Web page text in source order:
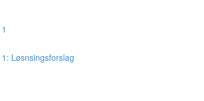
Løsnsingsforslag